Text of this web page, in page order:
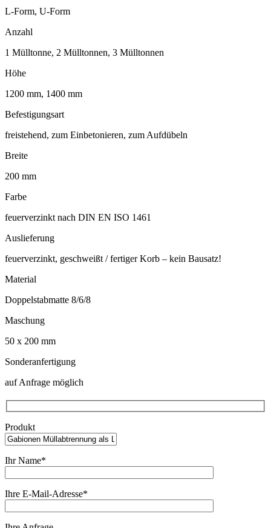
L-Form, U-Form
Anzahl
1 Mülltonne, 2 Mülltonnen, 3 Mülltonnen
Höhe
1200 mm, 1400 mm
Befestigungsart
freistehend, zum Einbetonieren, zum Aufdübeln
Breite
200 mm
Farbe
feuerverzinkt nach DIN EN ISO 1461
Auslieferung
feuerverzinkt, geschweißt / fertiger Korb – kein Bausatz!
Material
Doppelstabmatte 8/6/8
Maschung
50 x 200 mm
Sonderanfertigung
auf Anfrage möglich
Produkt
Ihr Name*
Ihre E-Mail-Adresse*